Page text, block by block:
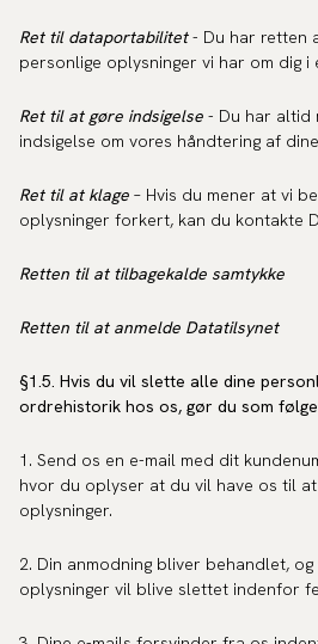
Ret til dataportabilitet- Du har retten
personlige oplysninger vi har om dig
Ret til at gøre indsigelse - Du har altid
indsigelse om vores håndtering af
Ret til at klage – Hvis du mener at vi
oplysninger forkert, kan du kontakte
Retten til at tilbagekalde samtykke
Retten til at anmelde Datatilsynet
§1.5. Hvis du vil slette alle dine
ordrehistorik hos os, gør du som
1. Send os en e-mail med dit
hvor du oplyser at du vil have os til
oplysninger.
2. Din anmodning bliver behandlet,
oplysninger vil blive slettet indenfor